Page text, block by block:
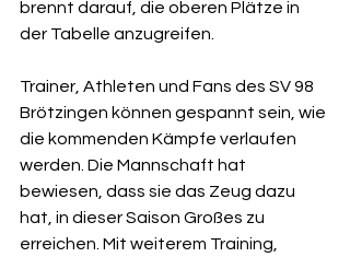
brennt darauf, die oberen Plätze in
der Tabelle anzugreifen.
Trainer, Athleten und Fans des SV 98
Brötzingen können gespannt sein, wie
die kommenden Kämpfe verlaufen
werden. Die Mannschaft hat
bewiesen, dass sie das Zeug dazu
hat, in dieser Saison Großes zu
erreichen. Mit weiterem Training,